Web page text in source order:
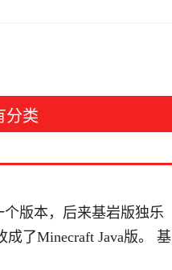
分类
个版本，后来基岩版独乐
了Minecraft Java版。 基